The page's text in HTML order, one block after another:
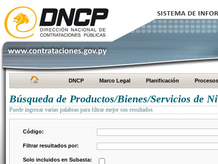
DNCP Marco Legal Planificación Procesos
Búsqueda de Productos/Bienes/Servicios de
Puede ingresar varias palabras para filtrar mejor sus resultados
Código:
Filtrar resultados por:
Solo incluidos en Subasta: